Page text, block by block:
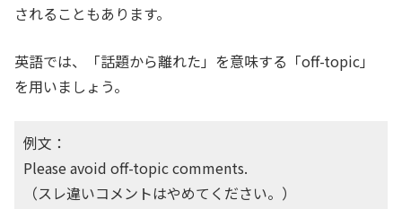
されることもあります。
英語では、「話題から離れた」を意味する「off-topic」
を用いましょう。
例文：
Please avoid off-topic comments.
（スレ違いコメントはやめてください。）